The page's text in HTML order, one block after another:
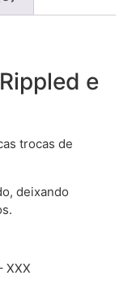
e
trocas de
deixando
XXX